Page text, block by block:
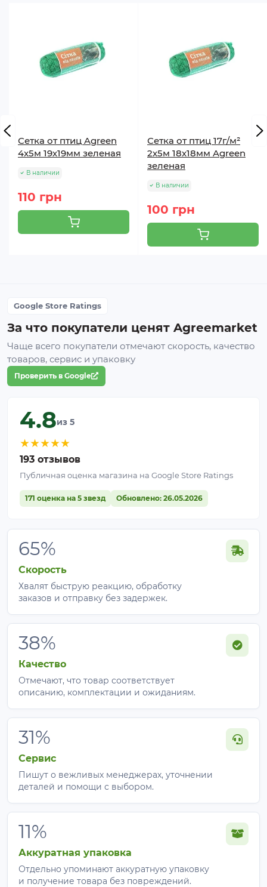
Сетка от птиц Agreen
4х5м 19х19мм зеленая
В наличии
110 грн
Сетка от птиц 17г/м²
2х5м 18х18мм Agreen
зеленая
В наличии
100 грн
Google Store Ratings
За что покупатели ценят Agreemarket
Чаще всего покупатели отмечают скорость, качество
товаров, сервис и упаковку
Проверить в Google
4.8из 5
★★★★★
193 отзывов
Публичная оценка магазина на Google Store Ratings
171 оценка на 5 звезд Обновлено: 26.05.2026
65%
Скорость
Хвалят быструю реакцию, обработку
заказов и отправку без задержек.
38%
Качество
Отмечают, что товар соответствует
описанию, комплектации и ожиданиям.
31%
Сервис
Пишут о вежливых менеджерах, уточнении
деталей и помощи с выбором.
11%
Аккуратная упаковка
Отдельно упоминают аккуратную упаковку
и получение товара без повреждений.